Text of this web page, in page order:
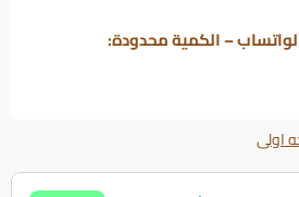
– الكمية محدودة:
اولى